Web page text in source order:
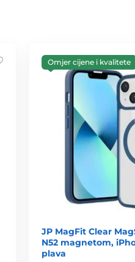
Omjer cijene i kvalitete
JP MagFit Clear
N52 magnetom,
plava